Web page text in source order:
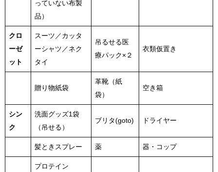
っていない布製
品）
クロ
ーゼ
ット
スーツ／カッタ
ーシャツ／ネク
タイ
吊るせる医
療パック×２
衣類仮置き
贈り物紙袋
革靴（紙
袋）
空き箱
シン
ク
洗面グッズ1袋
（吊せる）
ブリタ(goto) ドライヤー
髪ときスプレー 薬 器・コップ
プロテイン